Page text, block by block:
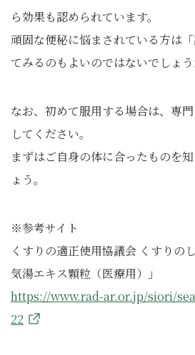
ら効果も認められています。
頑固な便秘に悩まされている方は
てみるのもよいのではないでしょう
なお、初めて服用する場合は、専
してください。
まずはご自身の体に合ったものを
ょう。
※参考サイト
くすりの適正使用協議会 くすりの
気湯エキス顆粒（医療用）」
https://www.rad-ar.or.jp/siori/
22